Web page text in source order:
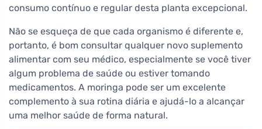
consumo contínuo e regular desta planta excepcional.
Não se esqueça de que cada organismo é diferente e,
portanto, é bom consultar qualquer novo suplemento
alimentar com seu médico, especialmente se você tiver
algum problema de saúde ou estiver tomando
medicamentos. A moringa pode ser um excelente
complemento à sua rotina diária e ajudá-lo a alcançar
uma melhor saúde de forma natural.